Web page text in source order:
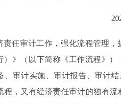
责任审计工作，强化流程管理
》（以下简称《工作流程》
、审计实施、审计报告、审计
程，又有经济责任审计的独有